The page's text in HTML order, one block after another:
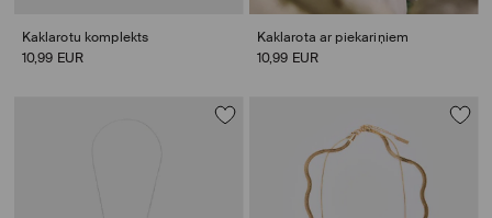
Kaklarotu komplekts
10,99 EUR
Kaklarota ar piekariņiem
10,99 EUR